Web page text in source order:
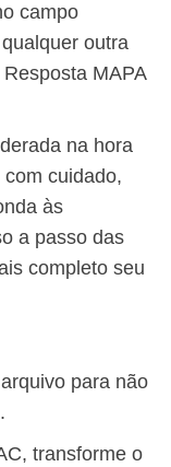
campo
outra
MAPA
na hora
cuidado,
às
a passo das
completo seu
para não
transforme o